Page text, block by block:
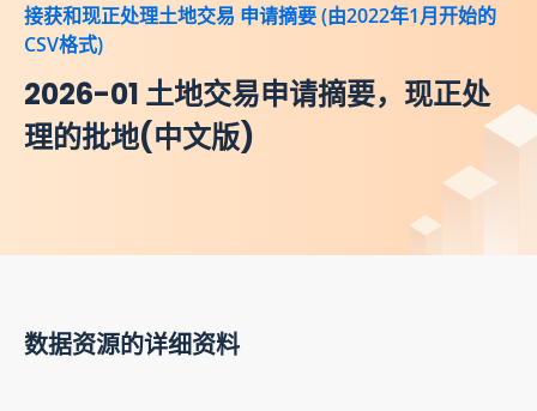
接获和现正处理土地交易 申请摘要 (由2022年1月开始的
CSV格式)
2026-01 土地交易申请摘要，现正处
理的批地(中文版)
数据资源的详细资料